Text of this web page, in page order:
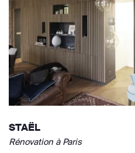
STAËL
Rénovation à Paris